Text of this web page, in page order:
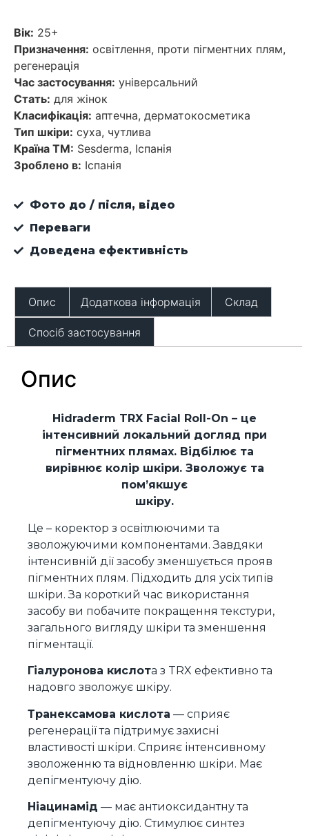
Вік: 25+
Призначення: освітлення, проти пігментних плям,
регенерація
Час застосування: універсальний
Стать: для жінок
Класифікація: аптечна, дерматокосметика
Тип шкіри: суха, чутлива
Країна ТМ: Sesderma, Іспанія
Зроблено в: Іспанія
Фото до / після, відео
Переваги
Доведена ефективність
Опис Додаткова інформація Склад
Спосіб застосування
Опис
Hidraderm TRX Facial Roll-On – це
інтенсивний локальний догляд при
пігментних плямах. Відбілює та
вирівнює колір шкіри. Зволожує та
пом’якшує
шкіру.
Це – коректор з освітлюючими та
зволожуючими компонентами. Завдяки
інтенсивній дії засобу зменшується прояв
пігментних плям. Підходить для усіх типів
шкіри. За короткий час використання
засобу ви побачите покращення текстури,
загального вигляду шкіри та зменшення
пігментації.
Гіалуронова кислота з TRX ефективно та
надовго зволожує шкіру.
Транексамова кислота — сприяє
регенерації та підтримує захисні
властивості шкіри. Сприяє інтенсивному
зволоженню та відновленню шкіри. Має
депігментуючу дію.
Ніацинамід — має антиоксидантну та
депігментуючу дію. Стимулює синтез